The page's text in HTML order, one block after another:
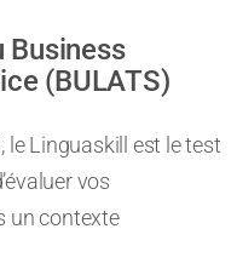
Business
(BULATS)
le Linguaskill est le test
vos
un contexte